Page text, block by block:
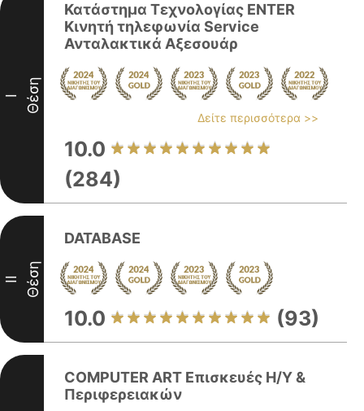
I Θέση
Κατάστημα Τεχνολογίας ENTER
Κινητή τηλεφωνία Service
Ανταλακτικά Αξεσουάρ
Δείτε περισσότερα >>
10.0
(284)
II Θέση
DATABASE
10.0 (93)
COMPUTER ART Επισκευές Η/Υ &
Περιφερειακών